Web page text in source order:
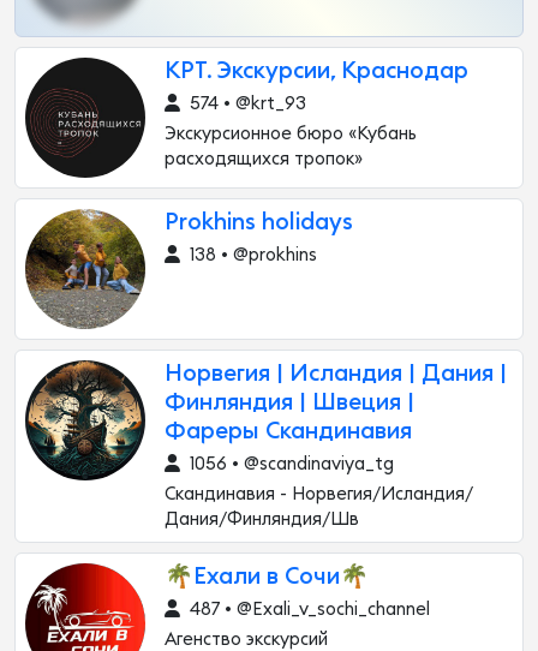
КРТ. Экскурсии, Краснодар
574 • @krt_93
Экскурсионное бюро «Кубань
расходящихся тропок»
Prokhins holidays
138 • @prokhins
Норвегия | Исландия | Дания |
Финляндия | Швеция |
Фареры Скандинавия
1056 • @scandinaviya_tg
Скандинавия - Норвегия/Исландия/
Дания/Финляндия/Шв
🌴Ехали в Сочи🌴
487 • @Exali_v_sochi_channel
Агенство экскурсий